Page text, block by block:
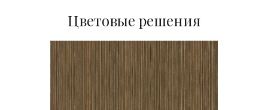
Цветовые решения